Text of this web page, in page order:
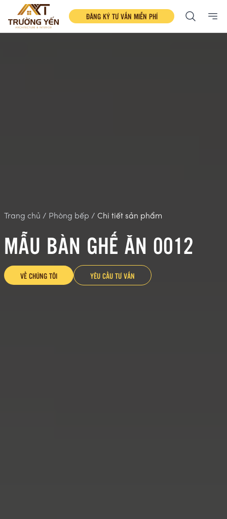
ĐĂNG KÝ TƯ VẤN MIỄN PHÍ
Trang chủ / Phòng bếp / Chi tiết sản phẩm
MẪU BÀN GHẾ ĂN 0012
VỀ CHÚNG TÔI YÊU CẦU TƯ VẤN